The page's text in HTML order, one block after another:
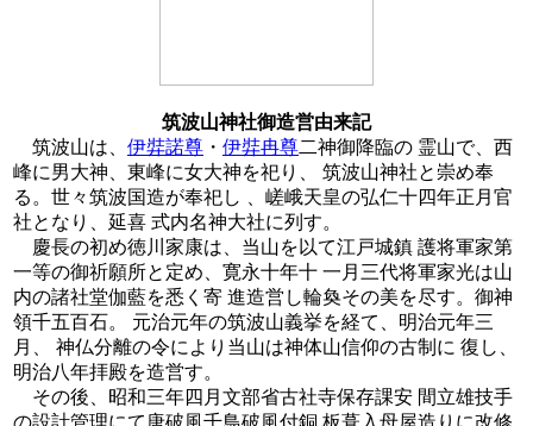
筑波山神社御造営由来記
筑波山は、 伊弉諾尊 ・ 伊弉冉尊二神御降臨の 霊山で、西
峰に男大神、東峰に女大神を祀り、 筑波山神社と崇め奉
る。世々筑波国造が奉祀し 、嵯峨天皇の弘仁十四年正月官
社となり、延喜 式内名神大社に列す。
慶長の初め徳川家康は、当山を以て江戸城鎮 護将軍家第
一等の御祈願所と定め、寛永十年十 一月三代将軍家光は山
内の諸社堂伽藍を悉く寄 進造営し輪奐その美を尽す。御神
領千五百石。 元治元年の筑波山義挙を経て、明治元年三
月、 神仏分離の令により当山は神体山信仰の古制に 復し、
明治八年拝殿を造営す。
その後、昭和三年四月文部省古社寺保存課安 間立雄技手
の設計管理にて唐破風千鳥破風付銅 板葺入母屋造りに改修